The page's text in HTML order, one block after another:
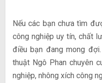
Nếu các bạn chưa tìm
công nghiệp uy tín, chất
điều bạn đang mong
thuật Ngô Phan chuyên
nghiệp, nhông xích công